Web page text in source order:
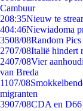
Cambuur
208:35Nieuw te
404:46Niewiadoma
3508/08Random
2707/08Italië hindert
2407/08Vier
van Breda
1107/08
migranten
3907/08CDA en D66